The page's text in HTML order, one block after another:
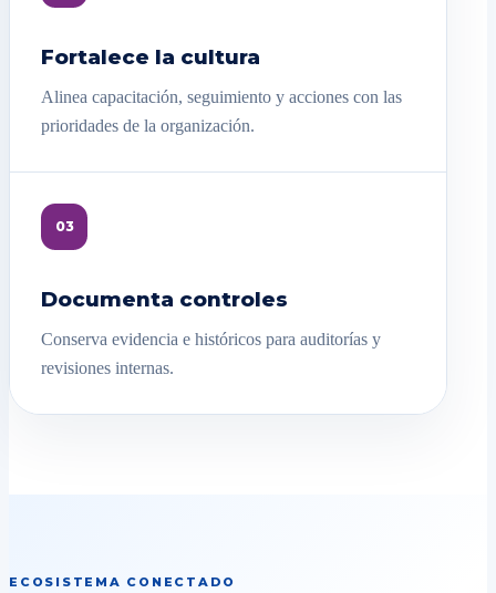
Fortalece la cultura
Alinea capacitación, seguimiento y acciones con las
prioridades de la organización.
03
Documenta controles
Conserva evidencia e históricos para auditorías y
revisiones internas.
ECOSISTEMA CONECTADO